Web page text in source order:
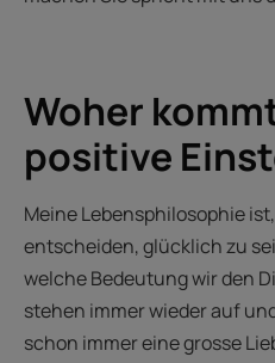
Woher
positive
Meine Lebensphilosophie
entscheiden, glücklich zu
welche Bedeutung wir den
stehen immer wieder auf
schon immer eine grosse